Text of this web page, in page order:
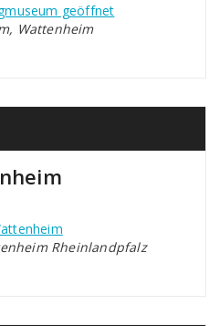
geöffnet
Wattenheim
Rheinlandpfalz